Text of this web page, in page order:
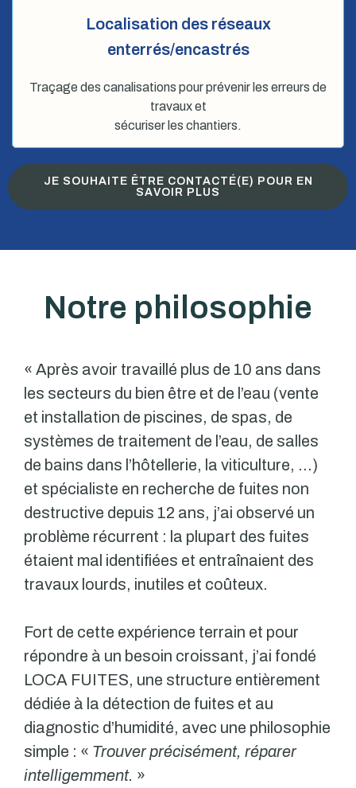
Localisation des réseaux
enterrés/encastrés
Traçage des canalisations pour prévenir les erreurs de
travaux et
sécuriser les chantiers.
JE SOUHAITE ÊTRE CONTACTÉ(E) POUR EN
SAVOIR PLUS
Notre philosophie
« Après avoir travaillé plus de 10 ans dans
les secteurs du bien être et de l’eau (vente
et installation de piscines, de spas, de
systèmes de traitement de l’eau, de salles
de bains dans l’hôtellerie, la viticulture, …)
et spécialiste en recherche de fuites non
destructive depuis 12 ans, j’ai observé un
problème récurrent : la plupart des fuites
étaient mal identifiées et entraînaient des
travaux lourds, inutiles et coûteux.
Fort de cette expérience terrain et pour
répondre à un besoin croissant, j’ai fondé
LOCA FUITES, une structure entièrement
dédiée à la détection de fuites et au
diagnostic d’humidité, avec une philosophie
simple : « Trouver précisément, réparer
intelligemment. »